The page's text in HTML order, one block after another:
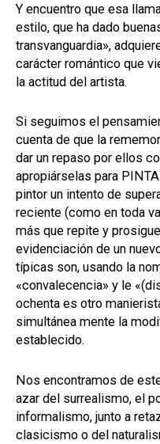
Y encuentro que esa
estilo, que ha dado
transvanguardia»,
carácter romántico que
la actitud del artista.
Si seguimos el
cuenta de que la
dar un repaso por ellos
apropiárselas para
pintor un intento de
reciente (como en toda
más que repite y
evidenciación de un
típicas son, usando la
«convalecencia» y le
ochenta es otro
simultánea mente la
establecido.
Nos encontramos de
azar del surrealismo, el
informalismo, junto a
clasicismo o del